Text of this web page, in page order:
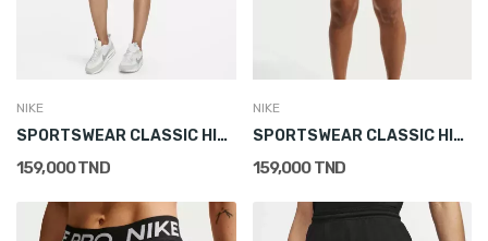
NIKE
SPORTSWEAR CLASSIC HIGH-WAISTED BIKER SHORTS
159,000 TND
NIKE
SPORTSWEAR CLASSIC HIGH-WAISTED BIKER SHORTS
159,000 TND